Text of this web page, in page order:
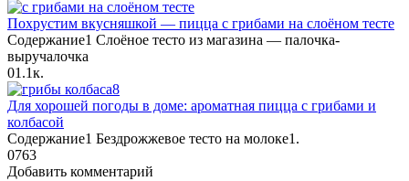
Похрустим вкусняшкой — пицца с грибами на слоёном тесте
Содержание1 Слоёное тесто из магазина — палочка-
выручалочка
01.1к.
Для хорошей погоды в доме: ароматная пицца с грибами и
колбасой
Содержание1 Бездрожжевое тесто на молоке1.
0763
Добавить комментарий